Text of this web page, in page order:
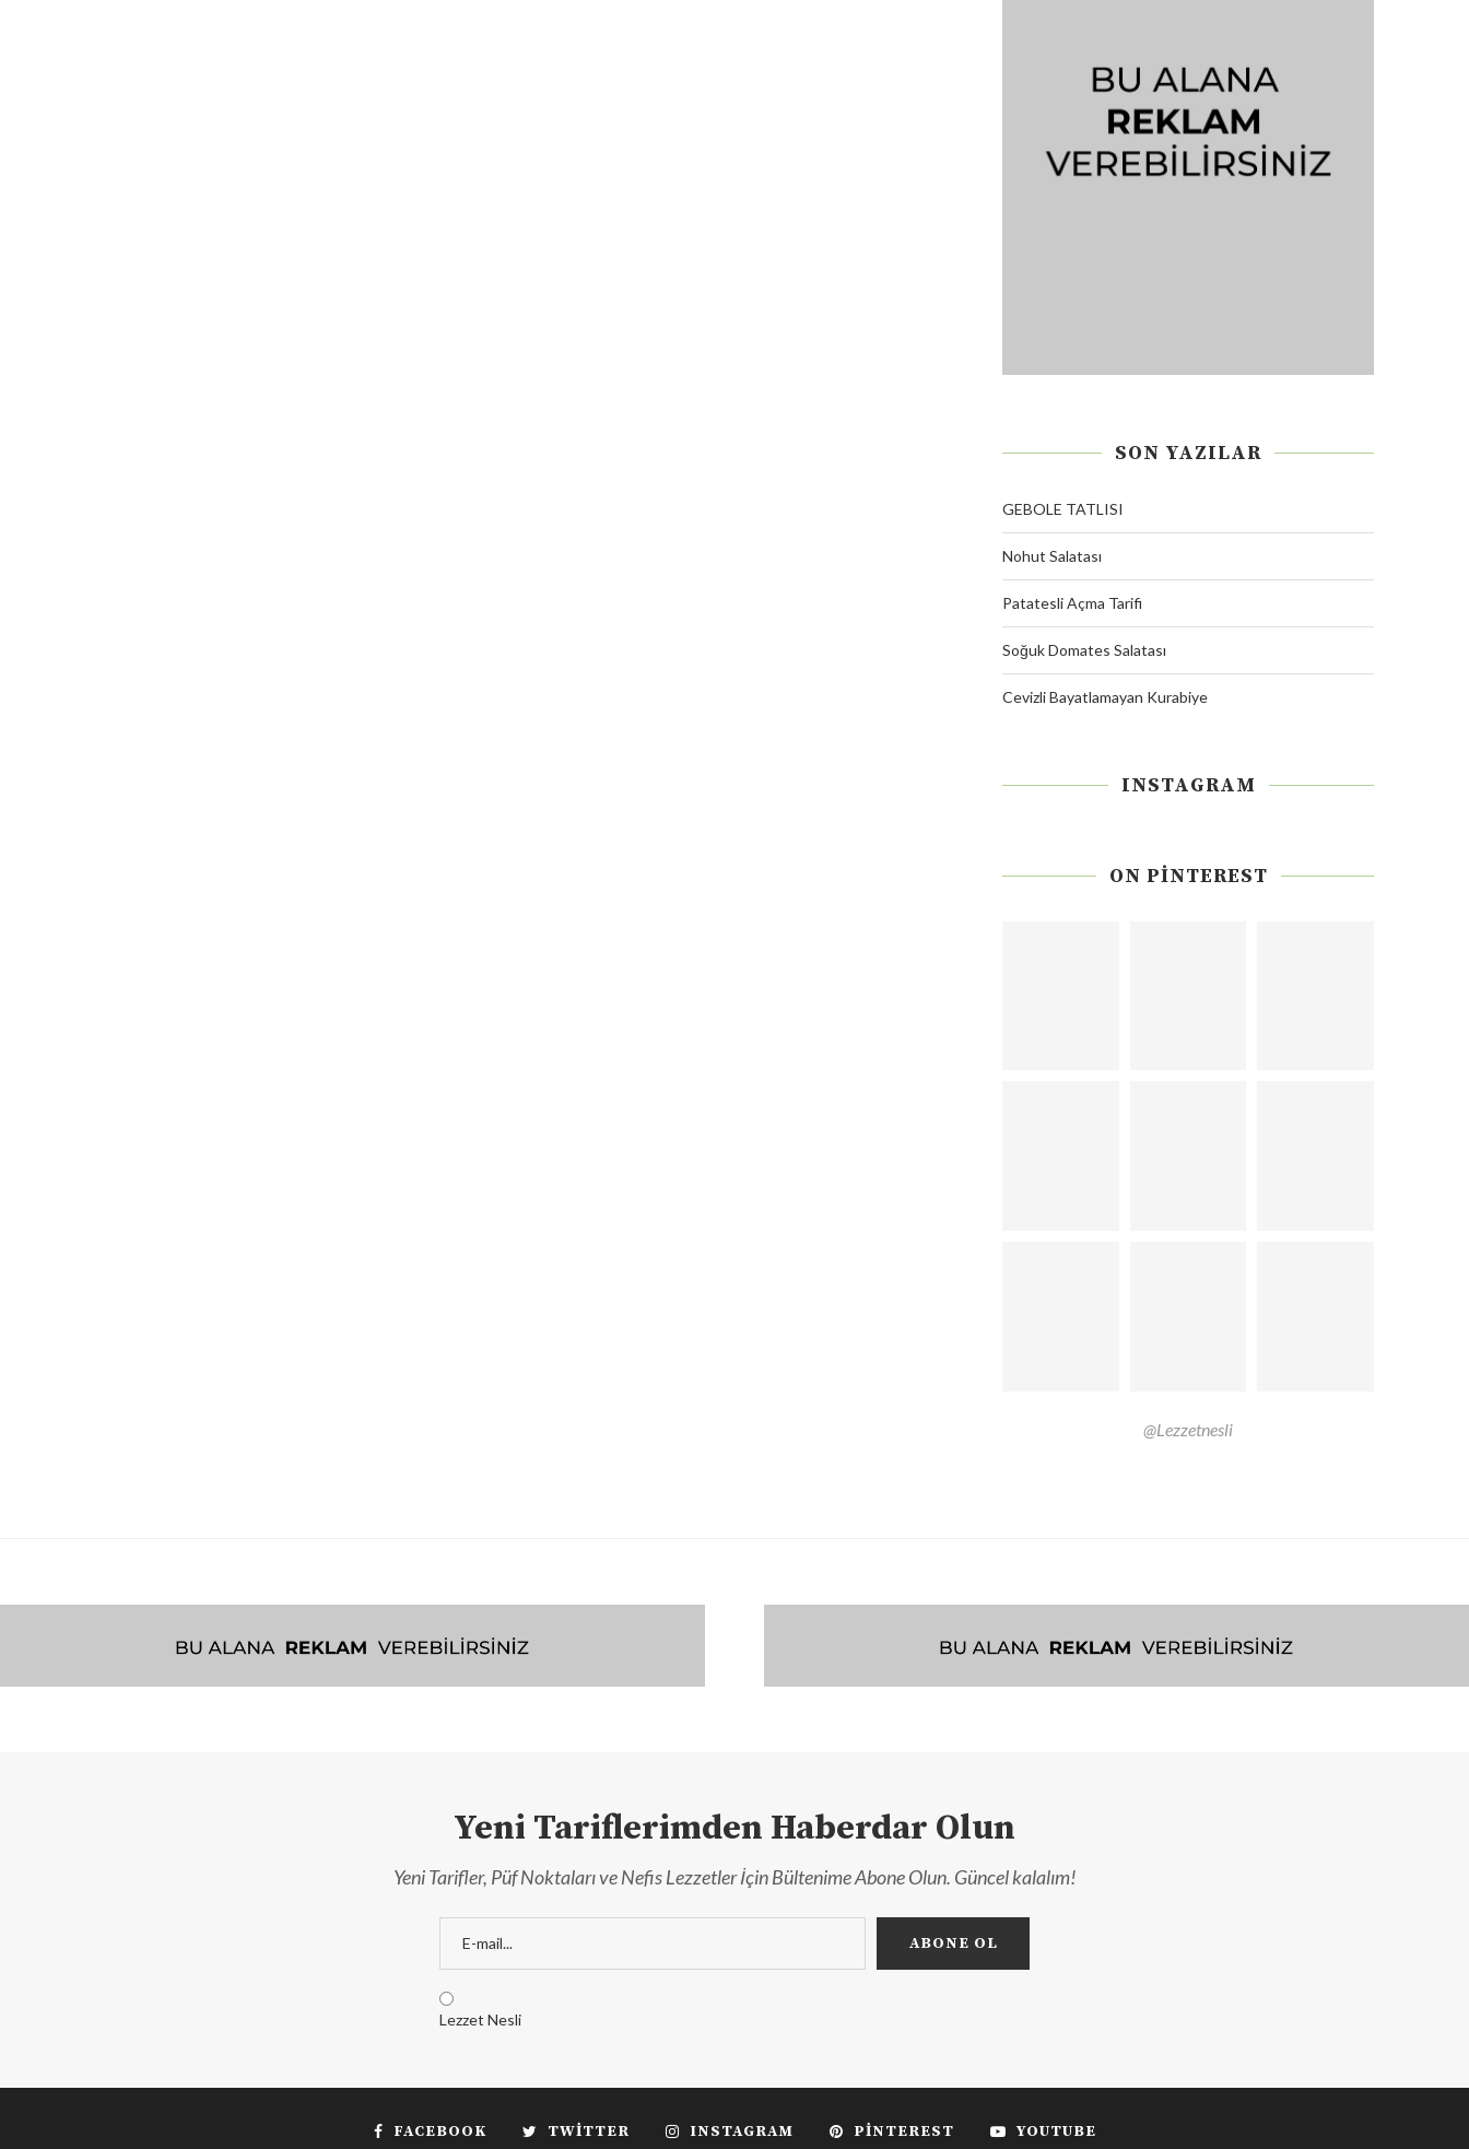
SON YAZILAR
GEBOLE TATLISI
Nohut Salatası
Patatesli Açma Tarifi
Soğuk Domates Salatası
Cevizli Bayatlamayan Kurabiye
INSTAGRAM
ON PINTEREST
@Lezzetnesli
Yeni Tariflerimden Haberdar Olun
Yeni Tarifler, Püf Noktaları ve Nefis Lezzetler İçin Bültenime Abone Olun. Güncel kalalım!
Lezzet Nesli
FACEBOOK TWITTER INSTAGRAM PINTEREST YOUTUBE